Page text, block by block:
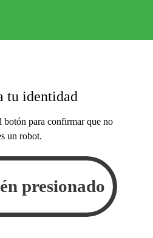
tu identidad
botón para confirmar que no
un robot.